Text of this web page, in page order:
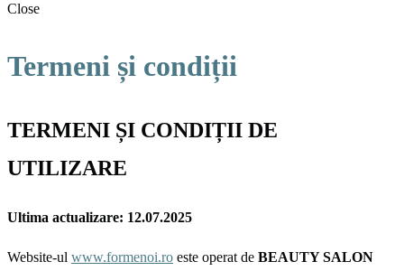
Close
Termeni și condiții
TERMENI ȘI CONDIȚII DE
UTILIZARE
Ultima actualizare: 12.07.2025
Website-ul www.formenoi.ro este operat de BEAUTY SALON